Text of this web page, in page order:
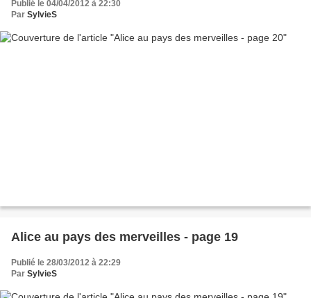
Publié le 04/04/2012 à 22:30
Par SylvieS
Alice au pays des merveilles - page 19
Publié le 28/03/2012 à 22:29
Par SylvieS